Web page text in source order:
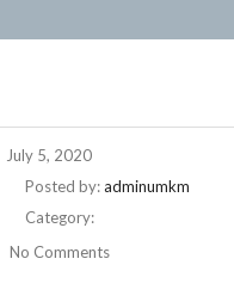
July 5, 2020
Posted by:adminumkm
Category:
No Comments